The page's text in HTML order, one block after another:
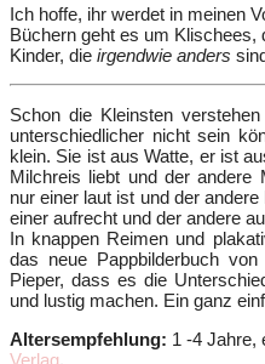
Ich hoffe, ihr werdet in meinen
Büchern geht es um Klischees,
Kinder, die irgendwie anders
Schon die Kleinsten
unterschiedlicher nicht sein
klein. Sie ist aus Watte, er ist
Milchreis liebt und der andere
nur einer laut ist und der
einer aufrecht und der andere
In knappen Reimen und
das neue Pappbilderbuch
Pieper, dass es die
und lustig machen. Ein ganz
Altersempfehlung: 1 -4 Jahre,
Verlag.